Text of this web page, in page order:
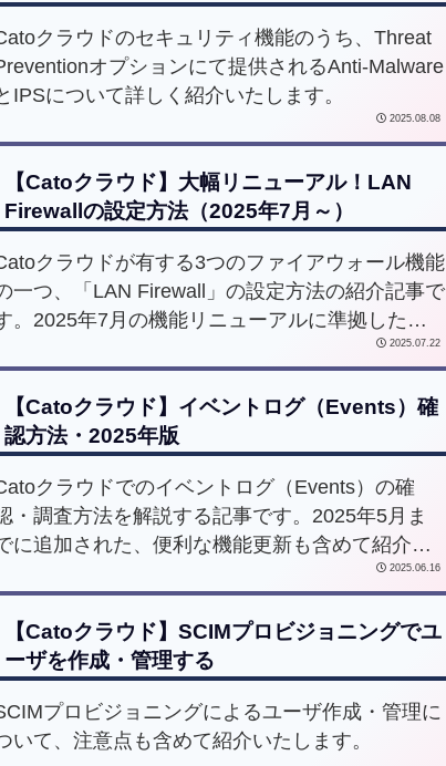
クラウドのセキュリティ機能のうち、Threat
オプションにて提供されるAnti-Malware
IPSについて詳しく紹介いたします。
2025.08.08
【Catoクラウド】大幅リニューアル！LAN
Firewallの設定方法（2025年7月～）
クラウドが有する3つのファイアウォール機能
一つ、「LAN Firewall」の設定方法の紹介記事で
。2025年7月の機能リニューアルに準拠した操
2025.07.22
【Catoクラウド】イベントログ（Events）確
認方法・2025年版
クラウドでのイベントログ（Events）の確
・調査方法を解説する記事です。2025年5月ま
に追加された、便利な機能更新も含めて紹介し
2025.06.16
【Catoクラウド】SCIMプロビジョニングでユ
ーザを作成・管理する
プロビジョニングによるユーザ作成・管理に
いて、注意点も含めて紹介いたします。